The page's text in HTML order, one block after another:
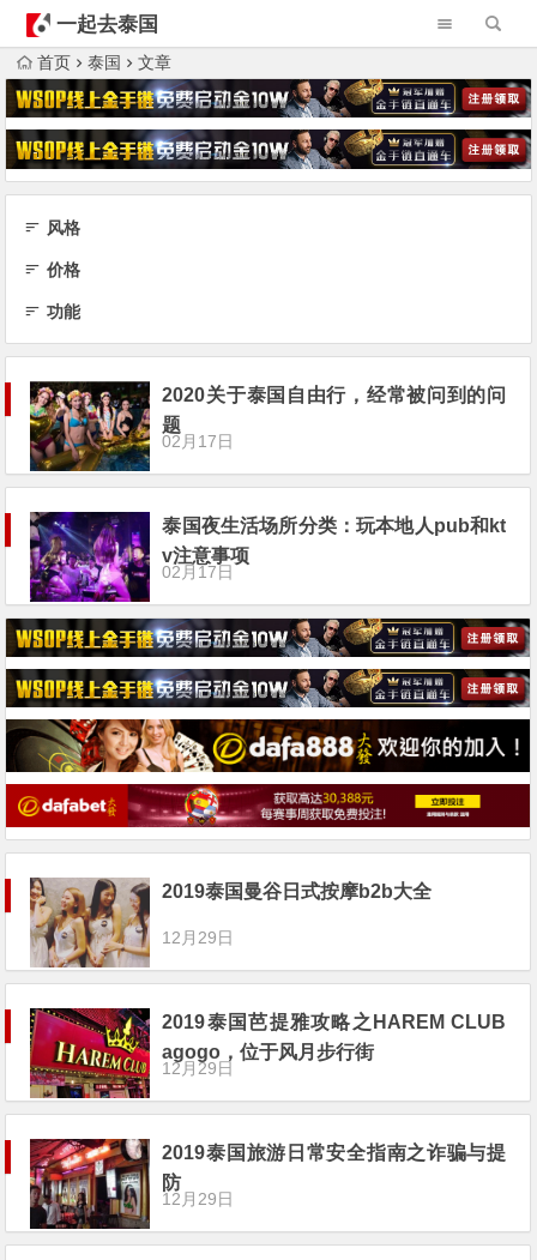
一起去泰国
首页 泰国 文章
风格
价格
功能
2020关于泰国自由行，经常被问到的问
题
02月17日
泰国夜生活场所分类：玩本地人pub和kt
v注意事项
02月17日
2019泰国曼谷日式按摩b2b大全
12月29日
2019泰国芭提雅攻略之HAREM CLUB
agogo，位于风月步行街
12月29日
2019泰国旅游日常安全指南之诈骗与提
防
12月29日